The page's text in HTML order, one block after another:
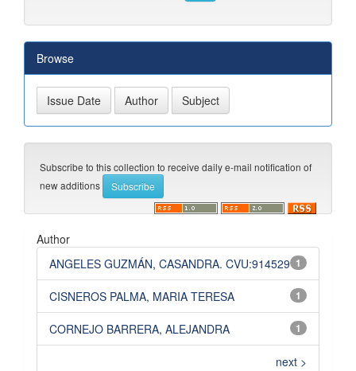
Browse
Subscribe to this collection to receive daily e-mail notification of
new additions
Author
1
ANGELES GUZMÁN, CASANDRA. CVU:914529
1
CISNEROS PALMA, MARIA TERESA
1
CORNEJO BARRERA, ALEJANDRA
next >